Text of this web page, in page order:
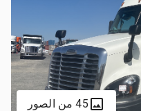
45 من الصور